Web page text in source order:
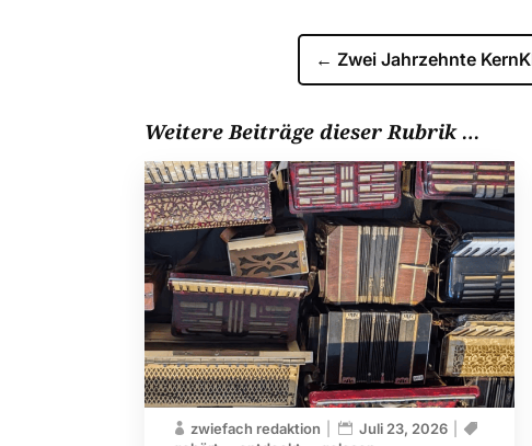
← Zwei Jahrzehnte
Weitere Beiträge dieser Rubrik …
zwiefach redaktion
Juli 23, 2026